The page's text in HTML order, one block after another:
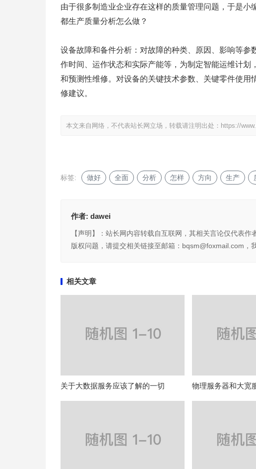
由于很多制造业企业存在这样的质量管理问题，于是
都生产质量分析怎么做？
设备故障和备件分析：对故障的种类、原因、影响等
作时间、运作状态和实际产能等，为制定智能运维计
和预测性维修。对设备的关键技术参数、关键零件使
修建议。
本文来自网络，不代表站长网立场，转载请注明出处： https://
标签: 做好 全面 分析 怎样 方向 生产
作者: dawei
【声明】：站长网内容转载自互联网，其相关言论仅代表
版权问题，请提交相关链接至邮箱：bqsm@foxmail.com，
相关文章
关于大数据服务应该了解的一切 物理服务器和大宽